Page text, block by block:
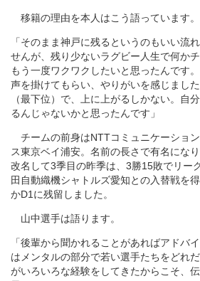
移籍の理由を本人はこう語っています。
「そのまま神戸に残るというのもいい流
せんが、残り少ないラグビー人生で何か
もう一度ワクワクしたいと思ったんです
声を掛けてもらい、やりがいを感じまし
（最下位）で、上に上がるしかない。自
るんじゃないかと思ったんです」
チームの前身はNTTコミュニケーショ
ス東京ベイ浦安。名前の長さで有名にな
改名して3季目の昨季は、3勝15敗でリー
田自動織機シャトルズ愛知との入替戦を
かD1に残留しました。
山中選手は語ります。
「後輩から聞かれることがあればアドバ
はメンタルの部分で若い選手たちをどれ
がいろいろな経験をしてきたからこそ、